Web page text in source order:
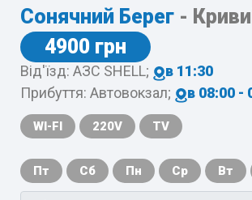
Сонячний Берег -
4900 грн
Від'їзд: АЗС SHELL;
в 11:30
Прибуття: Автовокзал;
в 08:00 -
WI-FI 220V TV
Пт Сб Пн Ср Вт